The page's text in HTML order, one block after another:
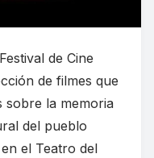
de Cine
de filmes que
sobre la memoria
del pueblo
el Teatro del